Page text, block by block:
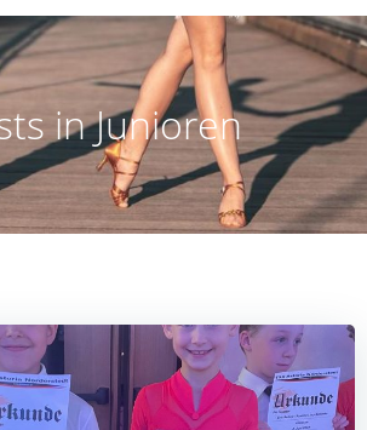
in Junioren